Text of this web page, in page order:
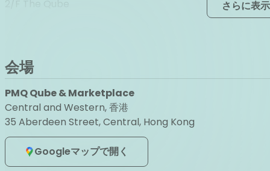
Day 2（1月25日）： OPEN 11:30 / START 12:00
さらに表示
会場
PMQ Qube & Marketplace
Central and Western, 香港
35 Aberdeen Street, Central, Hong Kong
Googleマップで開く